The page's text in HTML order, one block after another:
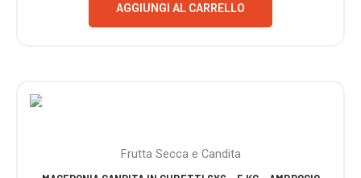
AGGIUNGI AL CARRELLO
Frutta Secca e Candita